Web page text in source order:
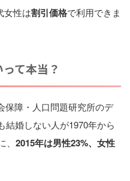
女性は割引価格で利用できま
て本当？
保障・人口問題研究所のデ
結婚しない人が1970年から
2015年は男性23%、女性